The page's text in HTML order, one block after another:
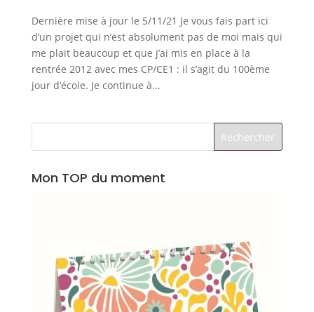
Dernière mise à jour le 5/11/21 Je vous fais part ici
d’un projet qui n’est absolument pas de moi mais qui
me plait beaucoup et que j’ai mis en place à la
rentrée 2012 avec mes CP/CE1 : il s’agit du 100ème
jour d’école. Je continue à...
Mon TOP du moment